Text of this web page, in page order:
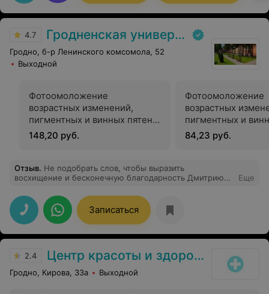
4.7 Гродненская университетская клиника
Гродно, б-р Ленинского комсомола, 52
Выходной
Фотоомоложение
возрастных изменений,
пигментных и винных пятен,
пойкилодермии, купероза,
розацеа, постакне: лицо
148,20 руб.
Фотоомоложение
возрастных
пигментных и
пойкилодермии,
розацеа,
84,23 руб.
Отзыв. Не подобрать слов, чтобы выразить
восхищение и бесконечную благодарность Дмитрию
дышать и быть ещё красивее. Ваш труд бесценен!
Еще
Записаться
2.4 Центр красоты и здоровья
Гродно, Кирова, 33а Выходной